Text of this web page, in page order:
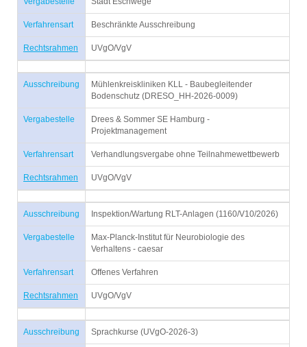
Verfahrensart Beschränkte Ausschreibung
Rechtsrahmen UVgO/VgV
Ausschreibung
Mühlenkreiskliniken KLL - Baubegleitender
Bodenschutz (DRESO_HH-2026-0009)
Vergabestelle
Drees & Sommer SE Hamburg -
Projektmanagement
Verfahrensart Verhandlungsvergabe ohne Teilnahmewettbewerb
Rechtsrahmen UVgO/VgV
Ausschreibung Inspektion/Wartung RLT-Anlagen (1160/V10/2026)
Vergabestelle
Max-Planck-Institut für Neurobiologie des
Verhaltens - caesar
Verfahrensart Offenes Verfahren
Rechtsrahmen UVgO/VgV
Ausschreibung Sprachkurse (UVgO-2026-3)